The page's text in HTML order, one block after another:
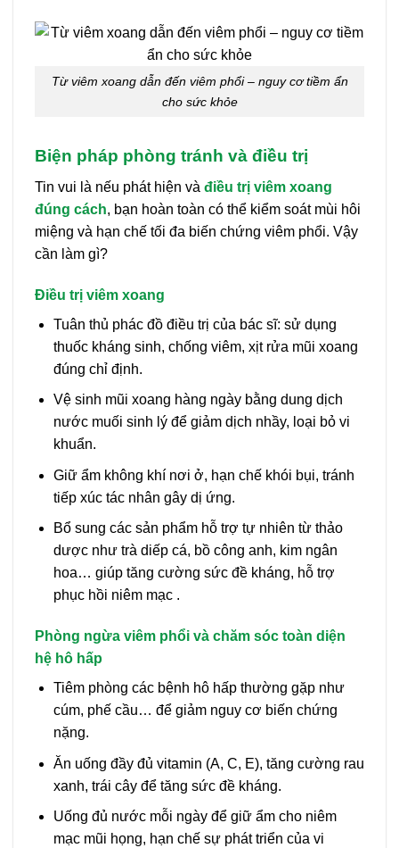
Từ viêm xoang dẫn đến viêm phổi – nguy cơ tiềm ẩn
cho sức khỏe
Biện pháp phòng tránh và điều trị
Tin vui là nếu phát hiện và điều trị viêm xoang
đúng cách, bạn hoàn toàn có thể kiểm soát mùi hôi
miệng và hạn chế tối đa biến chứng viêm phổi. Vậy
cần làm gì?
Điều trị viêm xoang
Tuân thủ phác đồ điều trị của bác sĩ: sử dụng
thuốc kháng sinh, chống viêm, xịt rửa mũi xoang
đúng chỉ định.
Vệ sinh mũi xoang hàng ngày bằng dung dịch
nước muối sinh lý để giảm dịch nhầy, loại bỏ vi
khuẩn.
Giữ ẩm không khí nơi ở, hạn chế khói bụi, tránh
tiếp xúc tác nhân gây dị ứng.
Bổ sung các sản phẩm hỗ trợ tự nhiên từ thảo
dược như trà diếp cá, bồ công anh, kim ngân
hoa… giúp tăng cường sức đề kháng, hỗ trợ
phục hồi niêm mạc .
Phòng ngừa viêm phổi và chăm sóc toàn diện
hệ hô hấp
Tiêm phòng các bệnh hô hấp thường gặp như
cúm, phế cầu… để giảm nguy cơ biến chứng
nặng.
Ăn uống đầy đủ vitamin (A, C, E), tăng cường rau
xanh, trái cây để tăng sức đề kháng.
Uống đủ nước mỗi ngày để giữ ẩm cho niêm
mạc mũi họng, hạn chế sự phát triển của vi